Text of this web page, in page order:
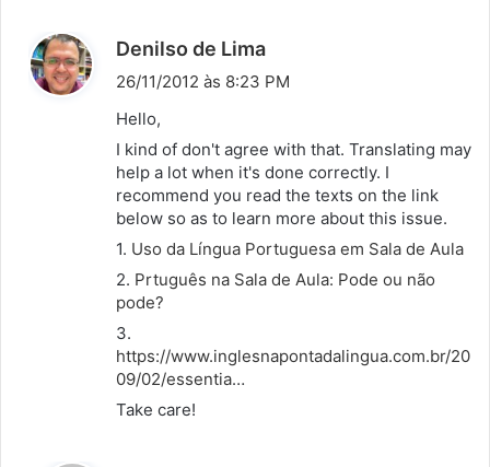
Denilso de Lima
i
e
:
26/11/2012 às 8:23 PM
Hello,
I kind of don't agree with that. Translating may
help a lot when it's done correctly. I
recommend you read the texts on the link
below so as to learn more about this issue.
1. Uso da Língua Portuguesa em Sala de Aula
2. Prtuguês na Sala de Aula: Pode ou não
pode?
3.
https://www.inglesnapontadalingua.com.br/20
09/02/essentia…
Take care!